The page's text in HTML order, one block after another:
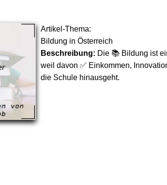
Artikel-Thema:
Bildung in Österreich
Beschreibung: Die 📚 Bildung ist
weil davon ✅ Einkommen,
die Schule hinausgeht.